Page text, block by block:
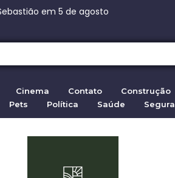
em 5 de agosto
no Canadá
Moraes contra senador
na fábrica de chocolates
vagas na fábrica de chocolates
da Marrocos em 2026
Cinema Contato Construção
Pets Política Saúde